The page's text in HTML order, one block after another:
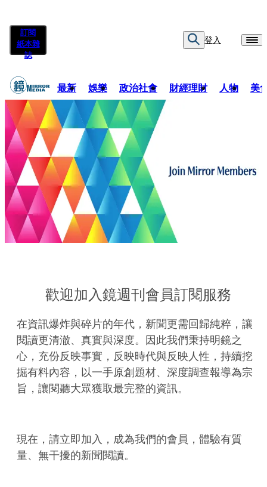
訂閱
紙本雜
誌
登入
最新 娛樂 政治社會 財經理財 人物 美
歡迎加入鏡週刊會員訂閱服務
在資訊爆炸與碎片的年代，新聞更需回歸純粹，讓
閱讀更清澈、真實與深度。因此我們秉持明鏡之
心，充份反映事實，反映時代與反映人性，持續挖
掘有料內容，以一手原創題材、深度調查報導為宗
旨，讓閱聽大眾獲取最完整的資訊。
現在，請立即加入，成為我們的會員，體驗有質
量、無干擾的新聞閱讀。